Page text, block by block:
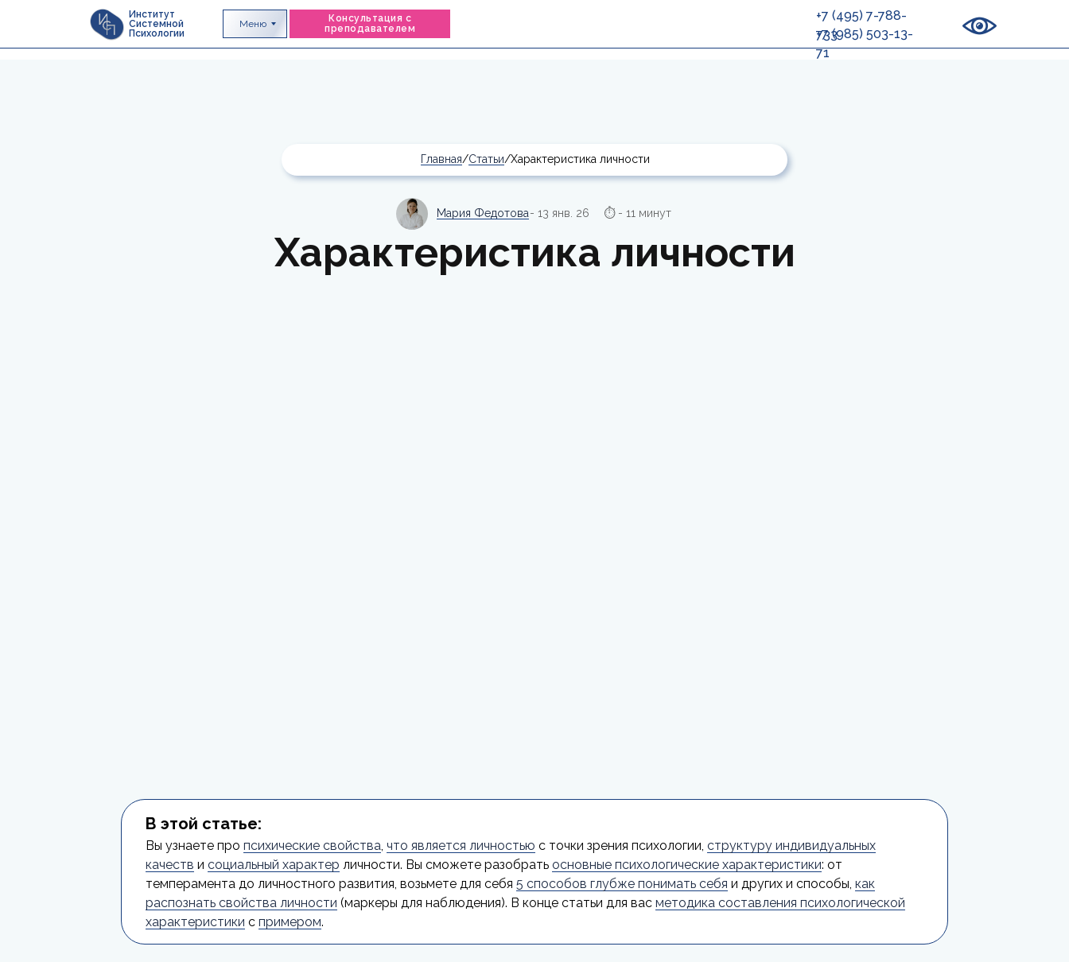
Институт
Системной
Психологии
+7 (495) 7-788-
733
+7 (985) 503-13-
71
Консультация с
преподавателем
Меню
Главная/Статьи/Характеристика личности
Мария Федотова- 13 янв. 26 ⏱ - 11 минут
Характеристика личности
В этой статье:
Вы узнаете про психические свойства, что является личностью с точки зрения психологии, структуру индивидуальных
качеств и социальный характер личности. Вы сможете разобрать основные психологические характеристики: от
темперамента до личностного развития, возьмете для себя 5 способов глубже понимать себя и других и способы, как
распознать свойства личности (маркеры для наблюдения). В конце статьи для вас методика составления психологической
характеристики с примером.